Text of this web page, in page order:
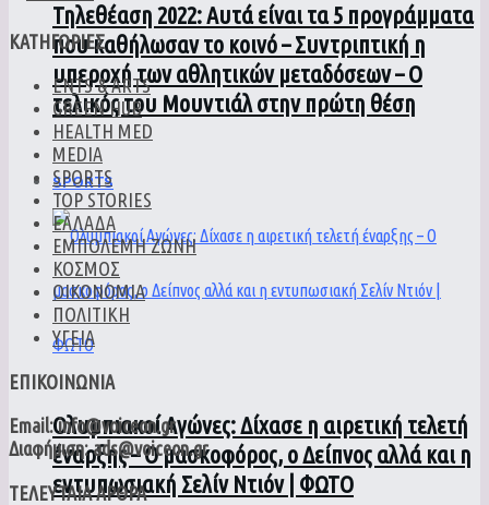
Τηλεθέαση 2022: Αυτά είναι τα 5 προγράμματα
που καθήλωσαν το κοινό – Συντριπτική η
υπεροχή των αθλητικών μεταδόσεων – Ο
τελικός του Μουντιάλ στην πρώτη θέση
SPORTS
Ολυμπιακοί Αγώνες: Δίχασε η αιρετική τελετή
έναρξης – Ο μασκοφόρος, ο Δείπνος αλλά και η
εντυπωσιακή Σελίν Ντιόν | ΦΩΤΟ
ΚΑΤΗΓΟΡΙΕΣ
ENTS & ARTS
GREEN HUB
HEALTH MED
MEDIA
SPORTS
TOP STORIES
ΕΛΛΑΔΑ
ΕΜΠΟΛΕΜΗ ΖΩΝΗ
ΚΟΣΜΟΣ
ΟΙΚΟΝΟΜΙΑ
ΠΟΛΙΤΙΚΗ
ΥΓΕΙΑ
ΕΠΙΚΟΙΝΩΝΙΑ
Email: info@voiceon.gr
Διαφήμιση: ads@voiceon.gr
ΤΕΛΕΥΤΑΙΑ ΑΡΘΡΑ